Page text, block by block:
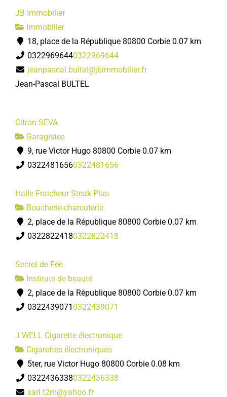
JB Immobilier
Immobilier
18, place de la République 80800 Corbie 0.07 km
03229696440322969644
jeanpascal.bultel@jbimmobilier.fr
Jean-Pascal BULTEL
Citron SEVA
Garagistes
9, rue Victor Hugo 80800 Corbie 0.07 km
03224816560322481656
Halle Fraicheur Steak Plus
Boucherie-charcuterie
2, place de la République 80800 Corbie 0.07 km
03228224180322822418
Secret de Fée
Instituts de beauté
2, place de la République 80800 Corbie 0.07 km
0322439071 0322439071
J WELL Cigarette électronique
Cigarettes électroniques
5ter, rue Victor Hugo 80800 Corbie 0.08 km
03224363380322436338
sarl.t2m@yahoo.fr